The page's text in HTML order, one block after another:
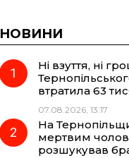
НОВИНИ
Ні взуття, ні
втратила 63
07.08.2026, 13:17
На
мертвим
розшукував